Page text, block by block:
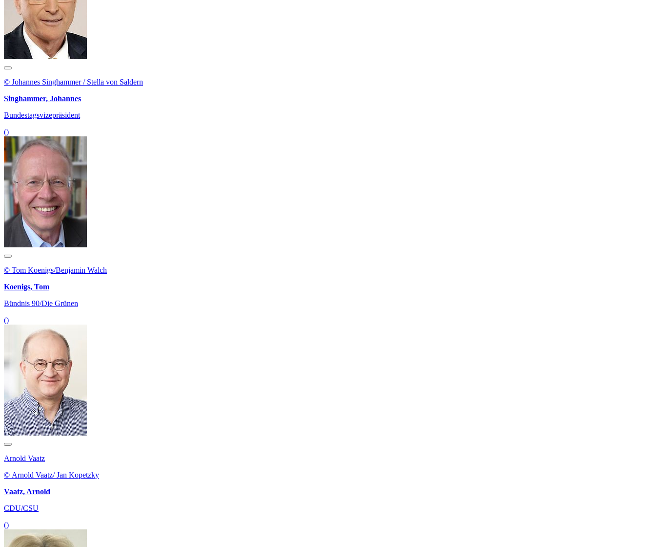
© Johannes Singhammer / Stella von Saldern
Singhammer, Johannes
Bundestagsvizepräsident
()
© Tom Koenigs/Benjamin Walch
Koenigs, Tom
Bündnis 90/Die Grünen
()
Arnold Vaatz
© Arnold Vaatz/ Jan Kopetzky
Vaatz, Arnold
CDU/CSU
()